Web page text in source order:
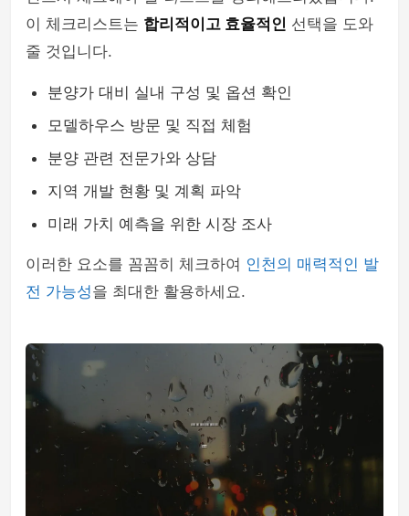
이 체크리스트는 합리적이고 효율적인 선택을 도와
줄 것입니다.
분양가 대비 실내 구성 및 옵션 확인
모델하우스 방문 및 직접 체험
분양 관련 전문가와 상담
지역 개발 현황 및 계획 파악
미래 가치 예측을 위한 시장 조사
이러한 요소를 꼼꼼히 체크하여 인천의 매력적인 발
전 가능성을 최대한 활용하세요.